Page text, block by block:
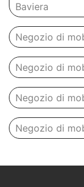
Baviera
Negozio di
Negozio di
Negozio di
Negozio di